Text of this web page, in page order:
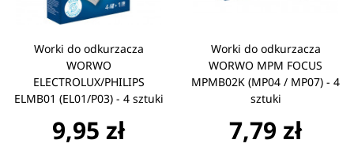
Worki do odkurzacza
WORWO
ELECTROLUX/PHILIPS
ELMB01 (EL01/P03) - 4 sztuki
9,95 zł
Worki do odkurzacza
WORWO MPM FOCUS
MPMB02K (MP04 / MP07) - 4
sztuki
7,79 zł